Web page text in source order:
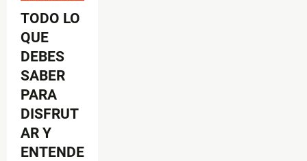
TODO LO
QUE
DEBES
SABER
PARA
DISFRUT
AR Y
ENTENDE